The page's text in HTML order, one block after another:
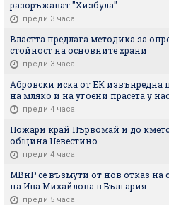
разоръжават "Хизбула"
преди 3 часа
Властта предлага методика за
стойност на основните храни
преди 3 часа
Абровски иска от ЕК извънредна
на мляко и на угоени прасета у нас
преди 4 часа
Пожари край Първомай и до
община Невестино
преди 4 часа
МВнР се възмути от нов отказ на
на Ива Михайлова в България
преди 5 часа